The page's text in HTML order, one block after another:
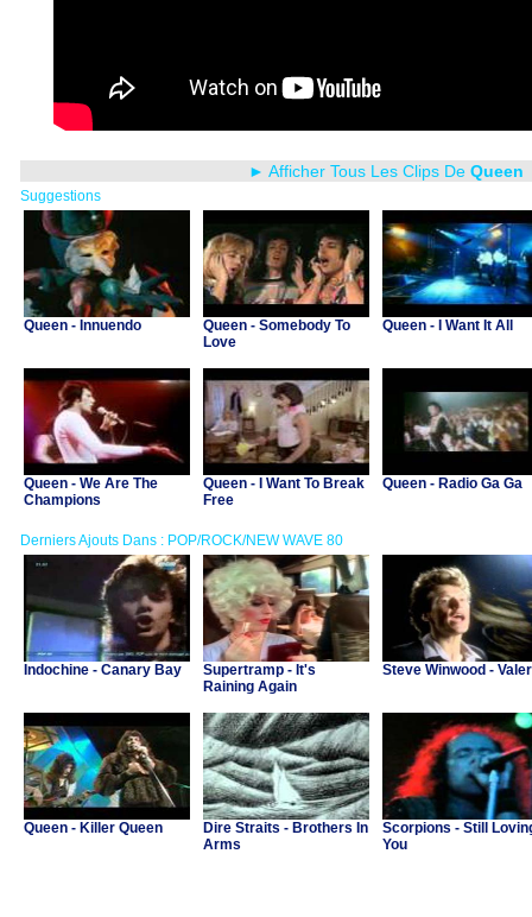
► Afficher Tous Les Clips De Queen
Suggestions
Queen - Innuendo
Queen - Somebody To
Love
Queen - I Want It All
Queen - We Are The
Champions
Queen - I Want To Break
Free
Queen - Radio Ga Ga
Derniers Ajouts Dans : POP/ROCK/NEW WAVE 80
Indochine - Canary Bay
Supertramp - It's
Raining Again
Steve Winwood -
Queen - Killer Queen
Dire Straits - Brothers In
Arms
Scorpions - Still
You